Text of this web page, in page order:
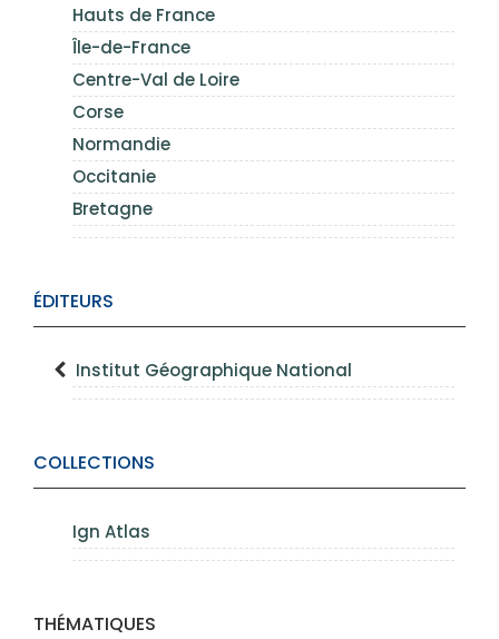
Hauts de France
Île-de-France
Centre-Val de Loire
Corse
Normandie
Occitanie
Bretagne
ÉDITEURS
Institut Géographique National
COLLECTIONS
Ign Atlas
THÉMATIQUES